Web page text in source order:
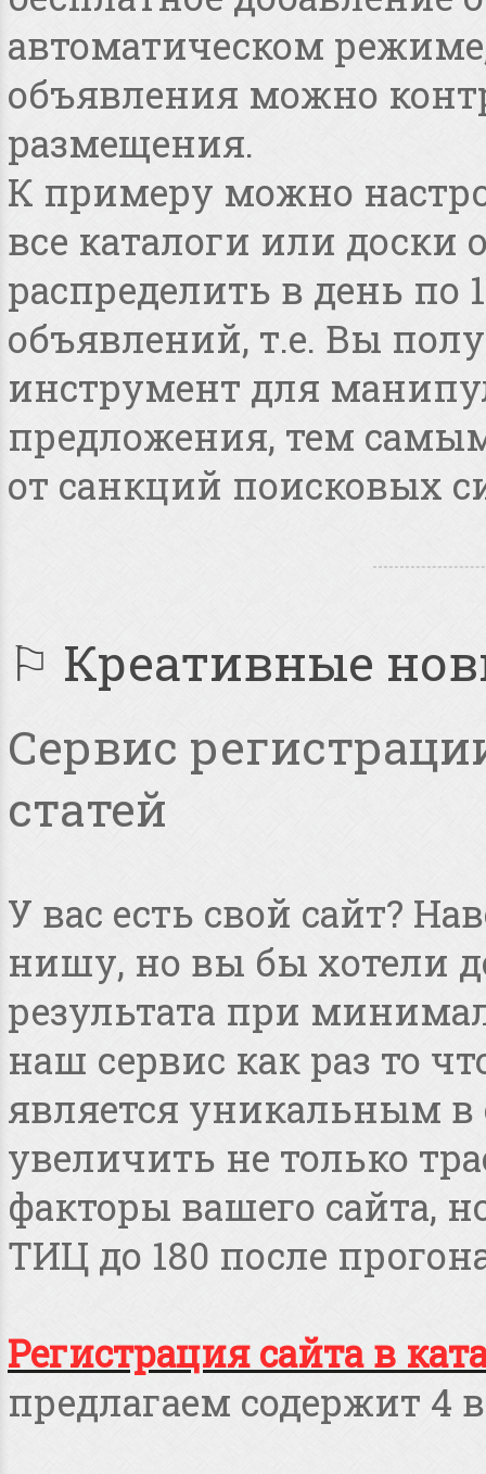
автоматическом
объявления можно
размещения.
К примеру можно
все каталоги или
распределить в день по
объявлений, т.е. Вы
инструмент для
предложения, тем
от санкций поисковых
⚐ Креативные
Сервис
статей
У вас есть свой сайт?
нишу, но вы бы хотели
результата при
наш сервис как раз то
является уникальным в
увеличить не только
факторы вашего сайта,
ТИЦ до 180 после
Регистрация сайта в
предлагаем содержит 4